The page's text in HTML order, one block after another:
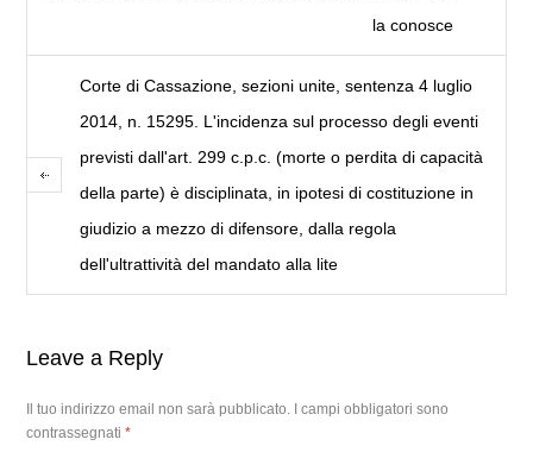
la conosce
Corte di Cassazione, sezioni unite, sentenza 4 luglio
2014, n. 15295. L'incidenza sul processo degli eventi
previsti dall'art. 299 c.p.c. (morte o perdita di capacità
della parte) è disciplinata, in ipotesi di costituzione in
giudizio a mezzo di difensore, dalla regola
dell'ultrattività del mandato alla lite
Leave a Reply
Il tuo indirizzo email non sarà pubblicato.
I campi obbligatori sono
contrassegnati*